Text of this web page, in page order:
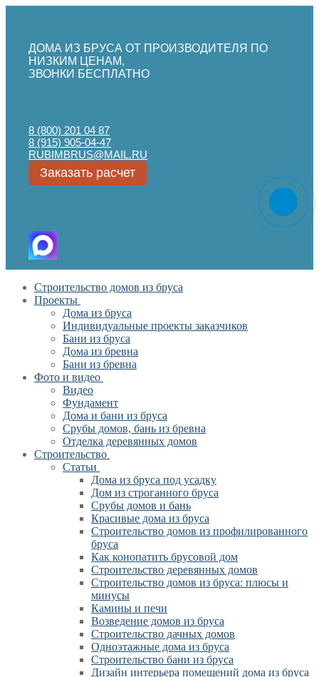
ДОМА ИЗ БРУСА ОТ ПРОИЗВОДИТЕЛЯ ПО
НИЗКИМ ЦЕНАМ,
ЗВОНКИ БЕСПЛАТНО
8 (800) 201 04 87
8 (915) 905-04-47
RUBIMBRUS@MAIL.RU
Заказать расчет
Перейти
содержимому
Меню
ЗакрытьСтроительство домов из бруса
Проекты
Дома из бруса
Индивидуальные проекты заказчиков
Бани из бруса
Дома из бревна
Бани из бревна
Фото и видео
Видео
Фундамент
Дома и бани из бруса
Срубы домов, бань из бревна
Отделка деревянных домов
Строительство
Статьи
Дома из бруса под усадку
Дом из строганного бруса
Срубы домов и бань
Красивые дома из бруса
Строительство домов из профилированного
бруса
Как конопатить брусовой дом
Строительство деревянных домов
Строительство домов из бруса: плюсы и
минусы
Камины и печи
Возведение домов из бруса
Cтроительство дачных домов
Одноэтажные дома из бруса
Строительство бани из бруса
Дизайн интерьера помещений дома из бруса